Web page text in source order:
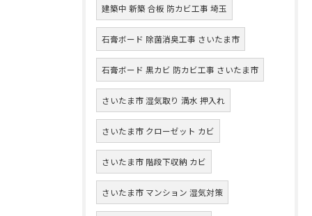
建築中 新築 合板 防カビ工事 埼玉
石膏ボード 除菌消臭工事 さいたま市
石膏ボード 黒カビ 防カビ工事 さいたま市
さいたま市 湿気取り 満水 押入れ
さいたま市 クローゼット カビ
さいたま市 階段下収納 カビ
さいたま市 マンション 湿気対策